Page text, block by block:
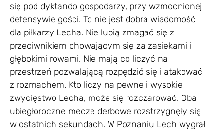
się pod dyktando gospodarzy, przy wzmocnionej
defensywie gości. To nie jest dobra wiadomość
dla piłkarzy Lecha. Nie lubią zmagać się z
przeciwnikiem chowającym się za zasiekami i
głębokimi rowami. Nie mają co liczyć na
przestrzeń pozwalającą rozpędzić się i atakować
z rozmachem. Kto liczy na pewne i wysokie
zwycięstwo Lecha, może się rozczarować. Oba
ubiegłoroczne mecze derbowe rozstrzygnęły się
w ostatnich sekundach. W Poznaniu Lech wygrał